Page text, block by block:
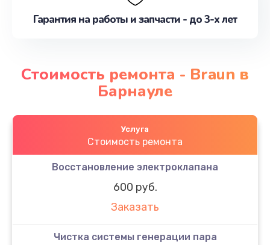
Гарантия на работы и запчасти - до 3-х лет
Стоимость ремонта - Braun в
Барнауле
Услуга
Стоимость ремонта
Восстановление электроклапана
600 руб.
Заказать
Чистка системы генерации пара